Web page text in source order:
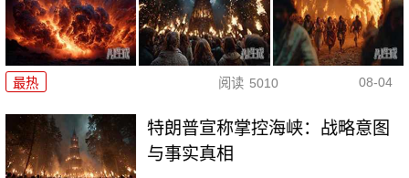
最热 阅读 5010 08-04
特朗普宣称掌控海峡：战略意图
与事实真相